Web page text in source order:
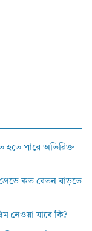
হতে পারে অতিরিক্ত
কত বেতন বাড়তে
নেওয়া যাবে কি?